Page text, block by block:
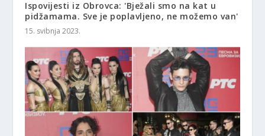
Ispovijesti iz Obrovca: 'Bježali smo na kat u
pidžamama. Sve je poplavljeno, ne možemo van'
15. svibnja 2023.